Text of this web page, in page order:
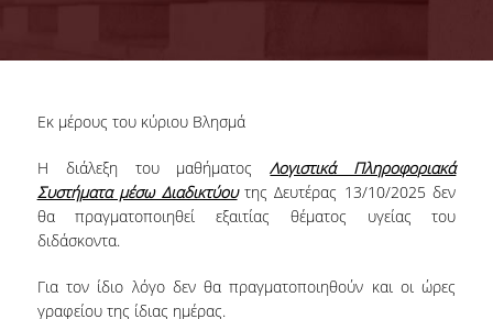
ΤΟΥ ΕΞΩΤΕΡΙΚΟΥ
ΔΙΟΡΓΑΝΩΣΗ ΣΥΝΕΔΡΙΩΝ
ΜΕΛΗ ΔΕΠ
Εκ μέρους του κύριου Βλησμά
Η διάλεξη του μαθήματοςΛογιστικά Πληροφοριακά
Συστήματα μέσω Διαδικτύουτης Δευτέρας 13/10/2025 δεν
θα πραγματοποιηθεί εξαιτίας θέματος υγείας του
διδάσκοντα.
Για τον ίδιο λόγο δεν θα πραγματοποιηθούν και οι ώρες
γραφείου της ίδιας ημέρας.